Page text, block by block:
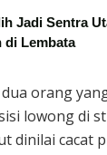
Jadi Sentra
di Lembata
orang
lowong di
dinilai cacat